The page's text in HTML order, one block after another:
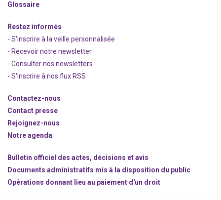
Glossaire
Restez informés
- S'inscrire à la veille personnalisée
- Recevoir notre newsletter
- Consulter nos newsletters
- S'inscrire à nos flux RSS
Contactez-nous
Contact presse
Rejoignez-nous
Notre agenda
Bulletin officiel des actes, décisions et avis
Documents administratifs mis à la disposition du public
Opérations donnant lieu au paiement d'un droit